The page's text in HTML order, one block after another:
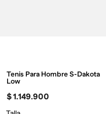
Tenis Para Hombre S-Dakota
Low
$1.149.900